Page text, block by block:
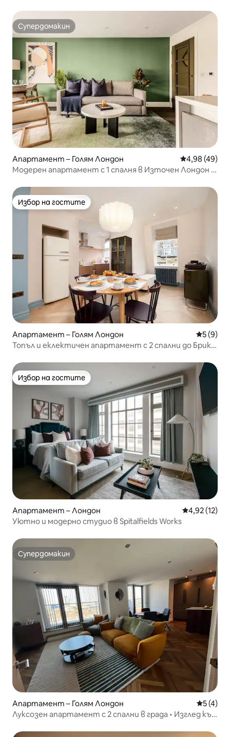
Супердомакин
Супердомакин
Апартамент – Голям Лондон Средна
4,98 (49)
Модерен апартамент с 1 спалня в Източен Лондон –
Избор на гостите
Избор на гостите
Апартамент – Голям Лондон Средна
5 (9)
Топъл и еклектичен апартамент с 2 спални до Брик
Избор на гостите
Избор на гостите
Апартамент – Лондон Средна
4,92 (12)
Уютно и модерно студио в Spitalfields Works
Супердомакин
Супердомакин
Апартамент – Голям Лондон Средна
5 (4)
Луксозен апартамент с 2 спални в града • Изглед към